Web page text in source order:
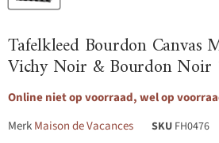
Tafelkleed Bourdon Canvas
Vichy Noir & Bourdon Noir
Online niet op voorraad, wel op
MerkMaison de Vacances SKU FH0476